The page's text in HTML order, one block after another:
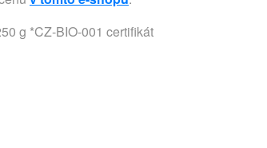
g *CZ-BIO-001 certifikát